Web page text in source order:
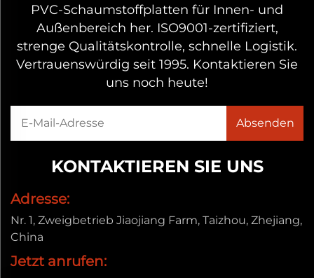
PVC-Schaumstoffplatten für Innen- und
Außenbereich her. ISO9001-zertifiziert,
strenge Qualitätskontrolle, schnelle Logistik.
Vertrauenswürdig seit 1995. Kontaktieren Sie
uns noch heute!
KONTAKTIEREN SIE UNS
Adresse:
Nr. 1, Zweigbetrieb Jiaojiang Farm, Taizhou, Zhejiang,
China
Jetzt anrufen: